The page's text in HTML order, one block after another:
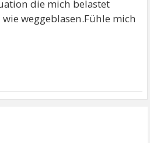
die mich belastet
weggeblasen.Fühle mich